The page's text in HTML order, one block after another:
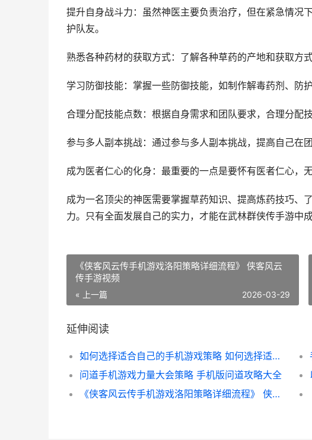
提升自身战斗力：虽然神医主要负责治疗，但在紧急情况
护队友。
熟悉各种药材的获取方式：了解各种草药的产地和获取方
学习防御技能：掌握一些防御技能，如制作解毒药剂、防
合理分配技能点数：根据自身需求和团队要求，合理分配
参与多人副本挑战：通过参与多人副本挑战，提高自己在
成为医者仁心的化身：最重要的一点是要怀有医者仁心，
成为一名顶尖的神医需要掌握草药知识、提高炼药技巧、
力。只有全面发展自己的实力，才能在武林群侠传手游中
《侠客风云传手机游戏洛阳策略详细流程》 侠客风云
传手游视频
« 上一篇 2026-03-29
延伸阅读
如何选择适合自己的手机游戏策略 如何选择适合自己的茶
问道手机游戏力量大会策略 手机版问道攻略大全
《侠客风云传手机游戏洛阳策略详细流程》 侠客风云传手游视频